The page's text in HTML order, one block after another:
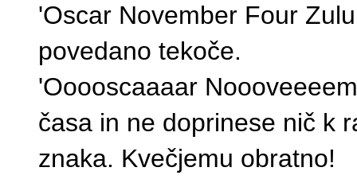
'Oscar November Four
povedano tekoče.
'Ooooscaaaar
časa in ne doprinese nič k
znaka. Kvečjemu obratno!